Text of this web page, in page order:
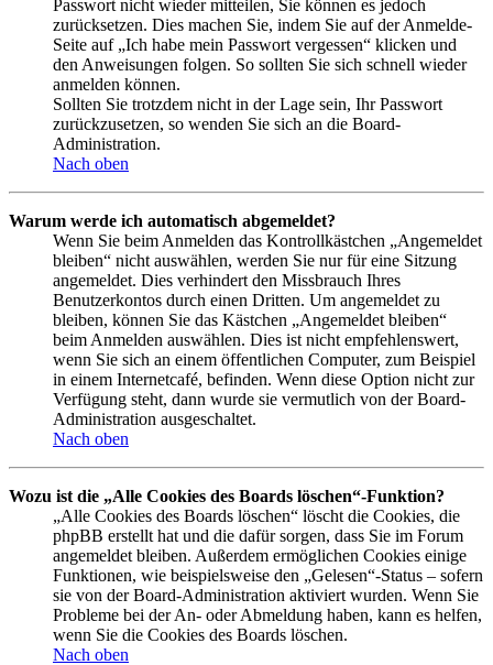
Passwort nicht wieder mitteilen, Sie können es jedoch
zurücksetzen. Dies machen Sie, indem Sie auf der Anmelde-
Seite auf „Ich habe mein Passwort vergessen“ klicken und
den Anweisungen folgen. So sollten Sie sich schnell wieder
anmelden können.
Sollten Sie trotzdem nicht in der Lage sein, Ihr Passwort
zurückzusetzen, so wenden Sie sich an die Board-
Administration.
Nach oben
Warum werde ich automatisch abgemeldet?
Wenn Sie beim Anmelden das Kontrollkästchen „Angemeldet
bleiben“ nicht auswählen, werden Sie nur für eine Sitzung
angemeldet. Dies verhindert den Missbrauch Ihres
Benutzerkontos durch einen Dritten. Um angemeldet zu
bleiben, können Sie das Kästchen „Angemeldet bleiben“
beim Anmelden auswählen. Dies ist nicht empfehlenswert,
wenn Sie sich an einem öffentlichen Computer, zum Beispiel
in einem Internetcafé, befinden. Wenn diese Option nicht zur
Verfügung steht, dann wurde sie vermutlich von der Board-
Administration ausgeschaltet.
Nach oben
Wozu ist die „Alle Cookies des Boards löschen“-Funktion?
„Alle Cookies des Boards löschen“ löscht die Cookies, die
phpBB erstellt hat und die dafür sorgen, dass Sie im Forum
angemeldet bleiben. Außerdem ermöglichen Cookies einige
Funktionen, wie beispielsweise den „Gelesen“-Status – sofern
sie von der Board-Administration aktiviert wurden. Wenn Sie
Probleme bei der An- oder Abmeldung haben, kann es helfen,
wenn Sie die Cookies des Boards löschen.
Nach oben